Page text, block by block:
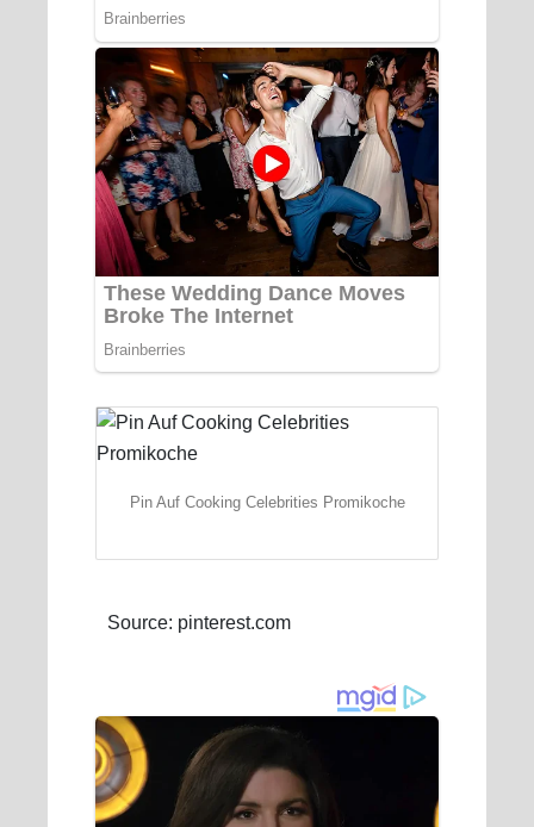
Pin Auf Cooking Celebrities Promikoche
Source: pinterest.com